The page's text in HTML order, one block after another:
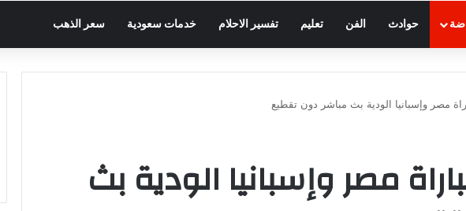
حوادث الفن تعليم تفسير الاحلام خدمات سعودية سعر الذهب
مصر وإسبانيا الودية بث مباشر دون تقطيع
مصر وإسبانيا الودية بث